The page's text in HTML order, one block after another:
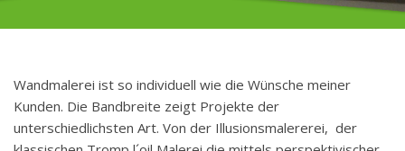
Wandmalerei ist so individuell wie die Wünsche meiner
Kunden. Die Bandbreite zeigt Projekte der
unterschiedlichsten Art. Von der Illusionsmalererei, der